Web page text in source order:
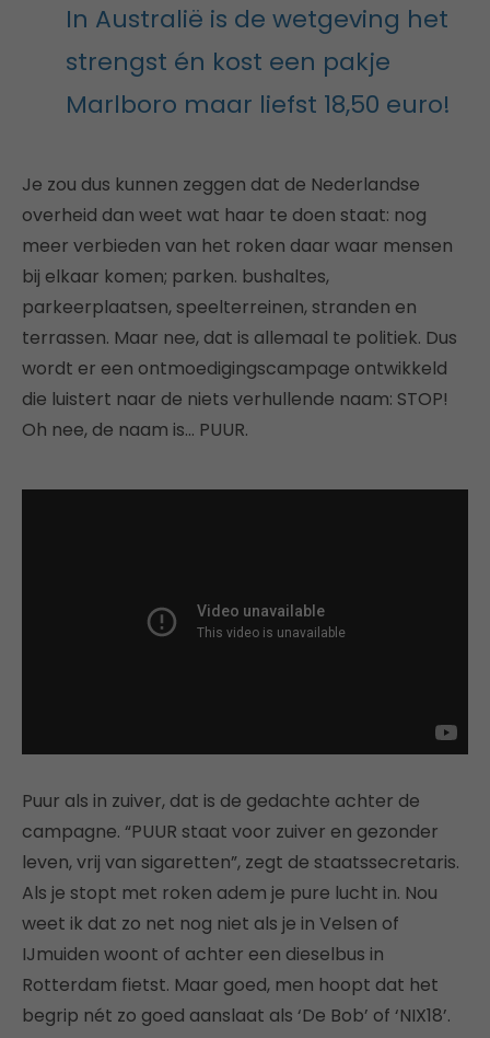
In Australië is de wetgeving het
strengst én kost een pakje
Marlboro maar liefst 18,50 euro!
Je zou dus kunnen zeggen dat de Nederlandse
overheid dan weet wat haar te doen staat: nog
meer verbieden van het roken daar waar mensen
bij elkaar komen; parken. bushaltes,
parkeerplaatsen, speelterreinen, stranden en
terrassen. Maar nee, dat is allemaal te politiek. Dus
wordt er een ontmoedigingscampage ontwikkeld
die luistert naar de niets verhullende naam: STOP!
Oh nee, de naam is… PUUR.
Puur als in zuiver, dat is de gedachte achter de
campagne. “PUUR staat voor zuiver en gezonder
leven, vrij van sigaretten”, zegt de staatssecretaris.
Als je stopt met roken adem je pure lucht in. Nou
weet ik dat zo net nog niet als je in Velsen of
IJmuiden woont of achter een dieselbus in
Rotterdam fietst. Maar goed, men hoopt dat het
begrip nét zo goed aanslaat als ‘De Bob’ of ‘NIX18’.